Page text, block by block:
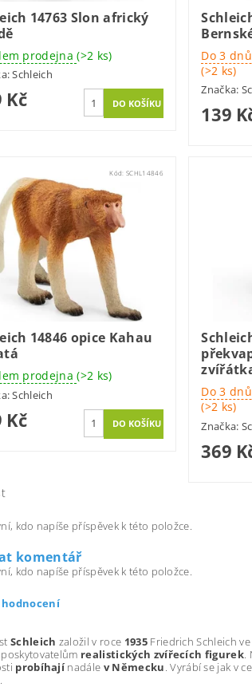
14763 Slon africký
prodejna(>2 ks)
Schleich
Kč
Do 3
(>2 ks)
Značka:
139
Kód:SCHL14846
14846 opice Kahau
prodejna(>2 ks)
Schleich
Kč
Do 3
(>2 ks)
Značka:
369
kdo napíše příspěvek k této položce.
komentář
kdo napíše příspěvek k této položce.
Schleich založil v roce 1935Friedrich Schleich
realistických zvířecích figurek
probíhajínadále v Německu . Vyrábí se jak v